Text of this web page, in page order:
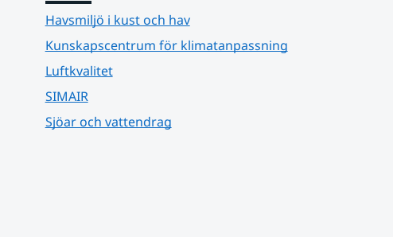
Havsmiljö i kust och hav
Kunskapscentrum för klimatanpassning
Luftkvalitet
SIMAIR
Sjöar och vattendrag